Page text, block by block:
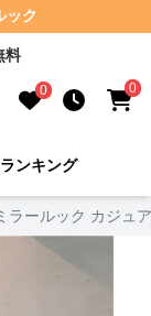
ック
料
0 0
ンキング
ラールック カジュ